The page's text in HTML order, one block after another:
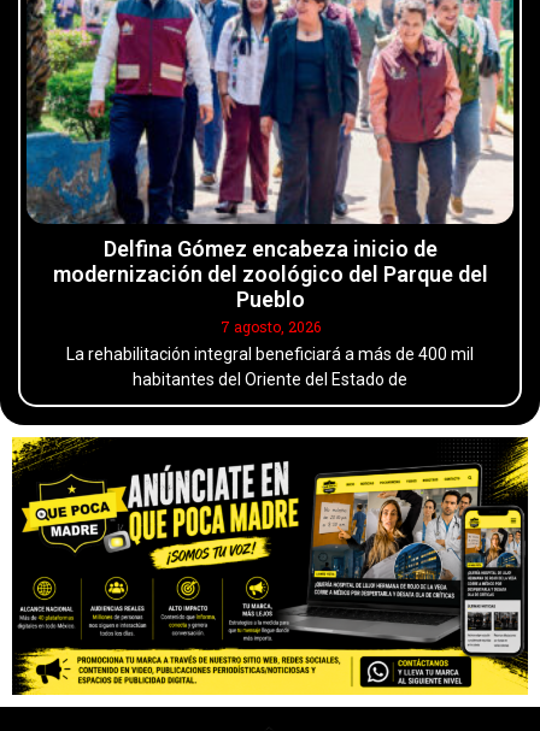
Delfina Gómez encabeza inicio de
modernización del zoológico del Parque del
Pueblo
7 agosto, 2026
La rehabilitación integral beneficiará a más de 400 mil
habitantes del Oriente del Estado de